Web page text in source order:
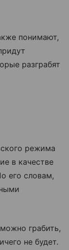
понимают,
разграбят
режима
в качестве
его словам,
грабить,
не будет.